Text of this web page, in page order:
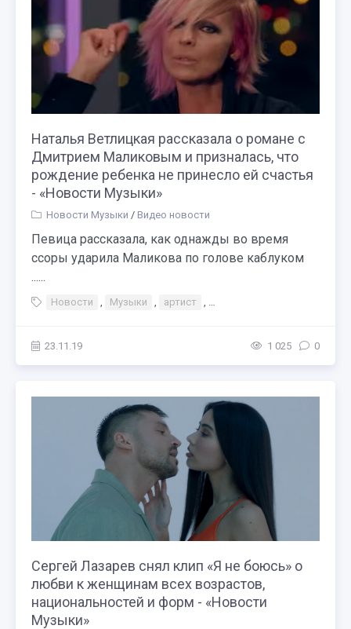
Наталья Ветлицкая рассказала о романе с
Дмитрием Маликовым и призналась, что
рождение ребенка не принесло ей счастья
- «Новости Музыки»
Новости Музыки / Видео новости
Певица рассказала, как однажды во время
ссоры ударила Маликова по голове каблуком
......
Новости , Музыки , артист , Наталья Ветлицкая
23.11.19 1 025 0
Сергей Лазарев снял клип «Я не боюсь» о
любви к женщинам всех возрастов,
национальностей и форм - «Новости
Музыки»